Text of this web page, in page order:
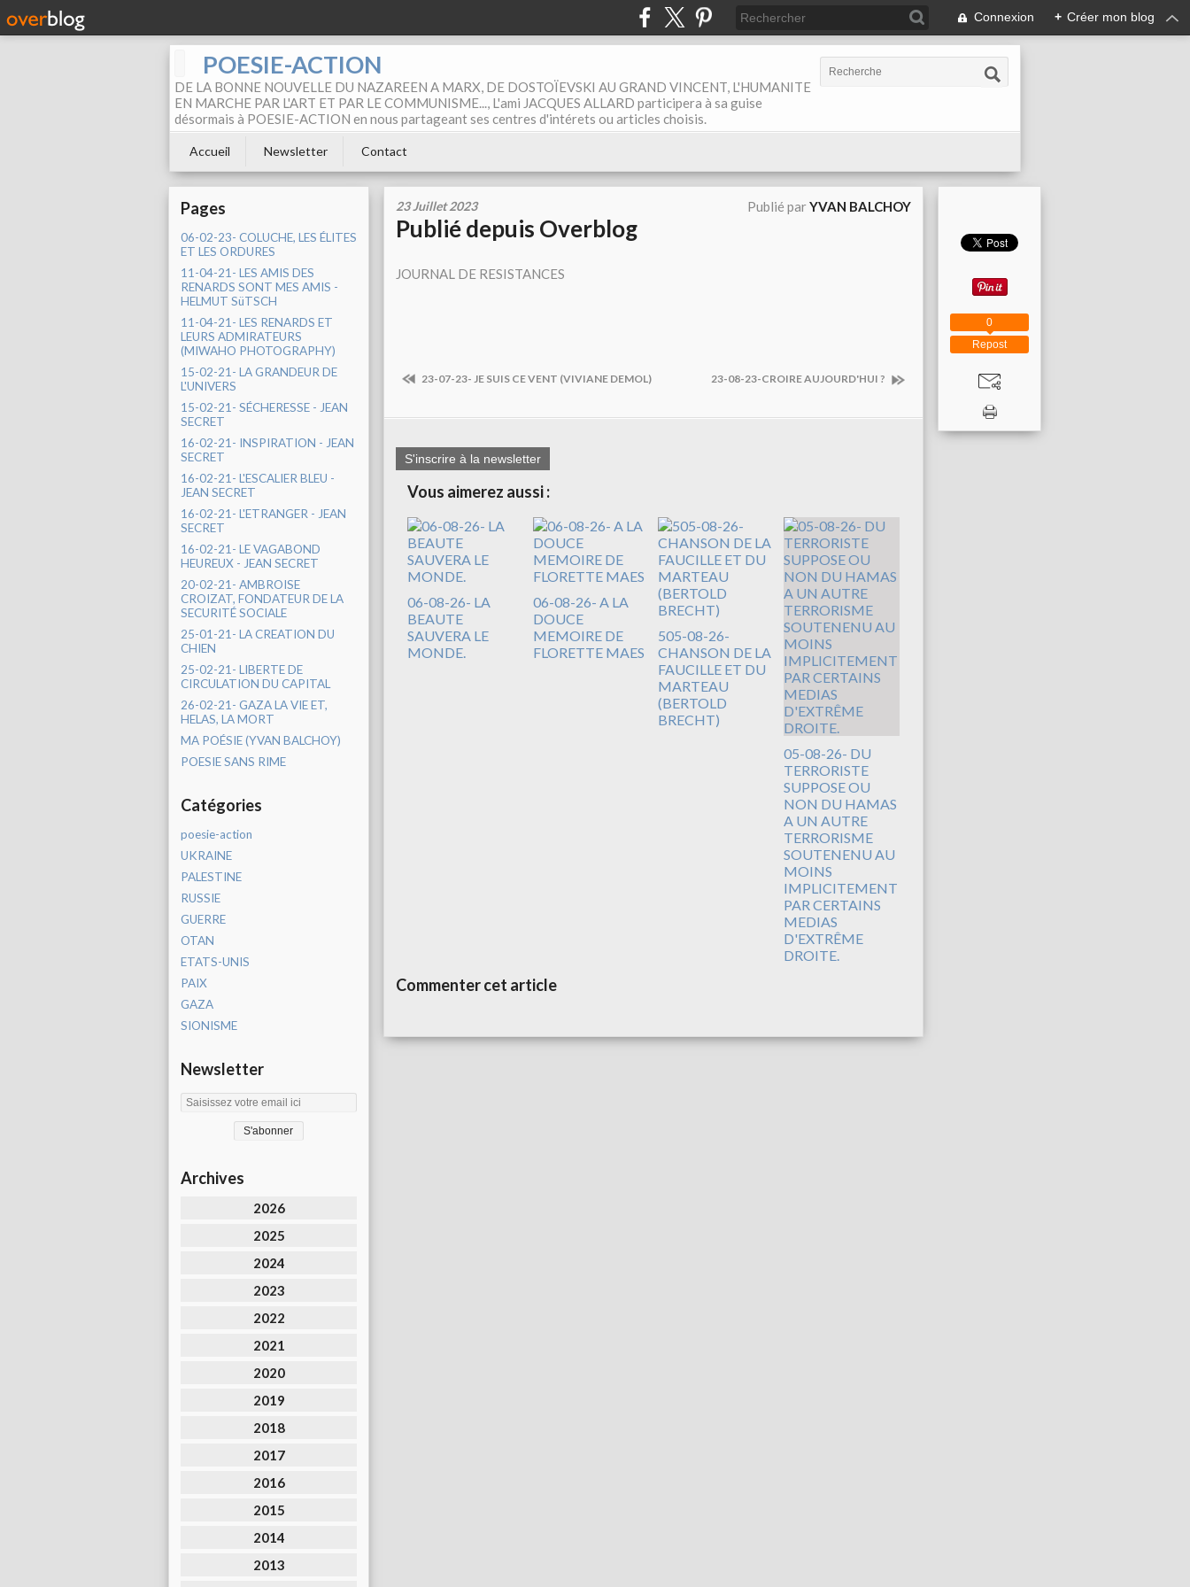
Connexion + Créer mon blog
POESIE-ACTION
DE LA BONNE NOUVELLE DU NAZAREEN A MARX, DE DOSTOÏEVSKI AU GRAND VINCENT, L'HUMANITE
EN MARCHE PAR L'ART ET PAR LE COMMUNISME..., L'ami JACQUES ALLARD participera à sa guise
désormais à POESIE-ACTION en nous partageant ses centres d'intérets ou articles choisis.
Accueil Newsletter Contact
Pages
06-02-23- COLUCHE, LES ÉLITES
ET LES ORDURES
11-04-21- LES AMIS DES
RENARDS SONT MES AMIS -
HELMUT SüTSCH
11-04-21- LES RENARDS ET
LEURS ADMIRATEURS
(MIWAHO PHOTOGRAPHY)
15-02-21- LA GRANDEUR DE
L'UNIVERS
15-02-21- SÉCHERESSE - JEAN
SECRET
16-02-21- INSPIRATION - JEAN
SECRET
16-02-21- L'ESCALIER BLEU -
JEAN SECRET
16-02-21- L'ETRANGER - JEAN
SECRET
16-02-21- LE VAGABOND
HEUREUX - JEAN SECRET
20-02-21- AMBROISE
CROIZAT, FONDATEUR DE LA
SECURITÉ SOCIALE
25-01-21- LA CREATION DU
CHIEN
25-02-21- LIBERTE DE
CIRCULATION DU CAPITAL
26-02-21- GAZA LA VIE ET,
HELAS, LA MORT
MA POÉSIE (YVAN BALCHOY)
POESIE SANS RIME
Catégories
poesie-action
UKRAINE
PALESTINE
RUSSIE
GUERRE
OTAN
ETATS-UNIS
PAIX
GAZA
SIONISME
Newsletter
Archives
2026
2025
2024
2023
2022
2021
2020
2019
2018
2017
2016
2015
2014
2013
23 Juillet 2023 Publié parYVAN BALCHOY
Publié depuis Overblog
JOURNAL DE RESISTANCES
23-07-23- JE SUIS CE VENT (VIVIANE DEMOL) 23-08-23-CROIRE AUJOURD'HUI ?
S'inscrire à la newsletter
Vous aimerez aussi :
06-08-26- LA
BEAUTE
SAUVERA LE
MONDE.
06-08-26- A LA
DOUCE
MEMOIRE DE
FLORETTE MAES
505-08-26-
CHANSON DE LA
FAUCILLE ET DU
MARTEAU
(BERTOLD
BRECHT)
05-08-26- DU
TERRORISTE
SUPPOSE OU
NON DU HAMAS
A UN AUTRE
TERRORISME
SOUTENENU AU
MOINS
IMPLICITEMENT
PAR CERTAINS
MEDIAS
D'EXTRÊME
DROITE.
Commenter cet article
Repost
0